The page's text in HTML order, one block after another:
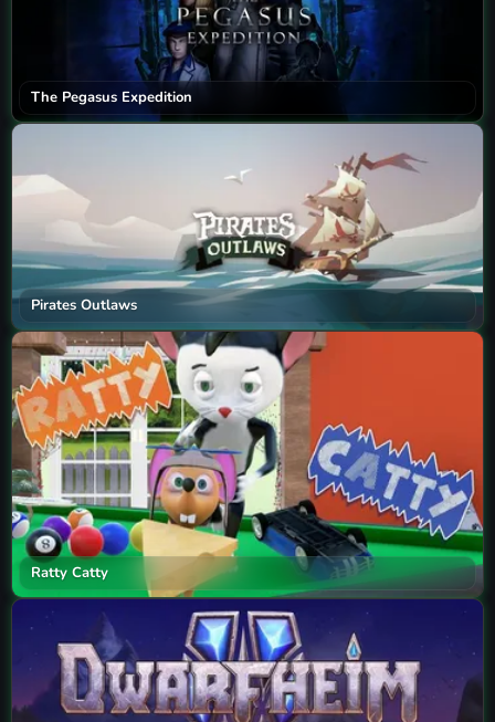
The Pegasus Expedition
Pirates Outlaws
Ratty Catty